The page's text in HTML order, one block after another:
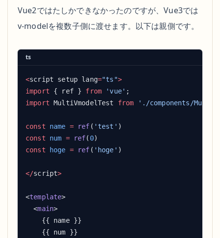
Vue2ではたしかできなかったのですが、Vue3では
v-modelを複数子側に渡せます。以下は親側です。
ts
<script setup lang="ts" >
import { ref } from 'vue'
import MultiVmodelTest from './components/
const name = ref ( 'test'
const num = ref( 0
const hoge = ref ( 'hoge'
</script
<template
  <
main